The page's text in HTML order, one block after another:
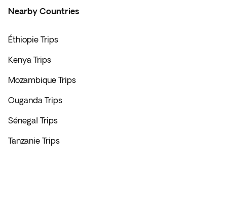
Nearby Countries
Éthiopie Trips
Kenya Trips
Mozambique Trips
Ouganda Trips
Sénegal Trips
Tanzanie Trips